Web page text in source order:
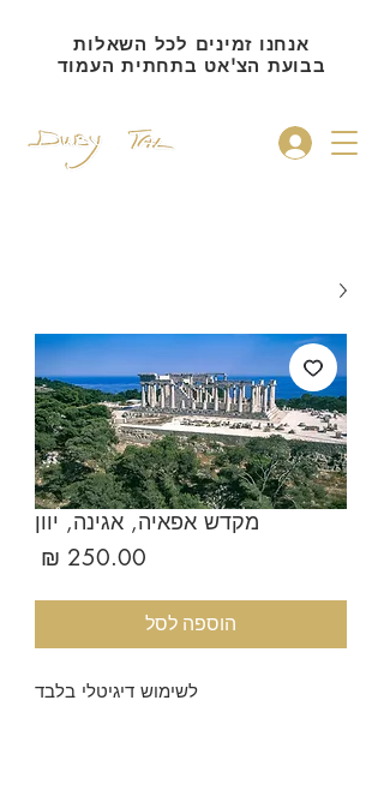
אנחנו זמינים לכל השאלות
בבועת הצ'אט בתחתית העמוד
מקדש אפאיה, אגינה, יוון
הוספה לסל
לשימוש דיגיטלי בלבד